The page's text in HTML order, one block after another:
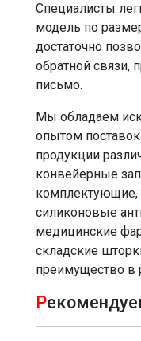
Специалисты
модель по
достаточно
обратной связи,
письмо.
Мы обладаем
опытом
продукции
конвейерные
комплектующие,
силиконовые
медицинские
складские
преимущество в
Р